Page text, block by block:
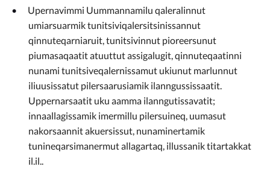
Upernavimmi Uummannamilu qaleralinnut
umiarsuarmik tunitsiviqalersitsinissannut
qinnuteqarniaruit, tunitsivinnut pioreersunut
piumasaqaatit atuuttut assigalugit, qinnuteqaatinni
nunami tunitsiveqalernissamut ukiunut marlunnut
iliuusissatut pilersaarusiamik ilanngussissaatit.
Uppernarsaatit uku aamma ilanngutissavatit;
innaallagissamik imermillu pilersuineq, uumasut
nakorsaannit akuersissut, nunaminertamik
tunineqarsimanermut allagartaq, illussanik titartakkat
il.il..